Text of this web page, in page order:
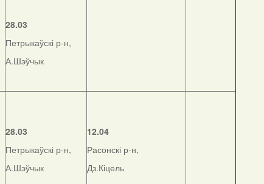
28.03
Петрыкаўскі р-н,
А.Шэўчык
28.03
Петрыкаўскі р-н,
А.Шэўчык
12.04
Расонскі р-н,
Дз.Кіцель